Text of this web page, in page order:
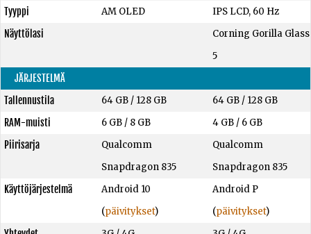
Tyyppi
AM OLED
IPS LCD, 60 Hz
Näyttölasi
Corning Gorilla Glass
5
JÄRJESTELMÄ
Tallennustila
64 GB/ 128 GB 64 GB / 128 GB
RAM-muisti
6 GB/ 8 GB 4 GB / 6 GB
Piirisarja
Qualcomm
Snapdragon 835
Qualcomm
Snapdragon 835
Käyttöjärjestelmä
Android 10
(päivitykset)
Android P
(päivitykset)